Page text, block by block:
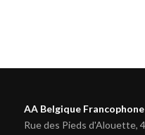
AA Belgique Francophone
Rue des Pieds d'Alouette,